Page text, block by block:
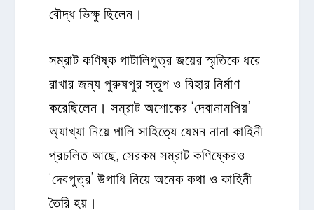
বৌদ্ধ ভিক্ষু ছিলেন।
সম্রাট কণিষ্ক পাটালিপুত্র জয়ের স্মৃতিকে ধরে
রাখার জন্য পুরুষপুর স্তূপ ও বিহার নির্মাণ
করেছিলেন। সম্রাট অশোকের ‘দেবানামপিয়’
অ্যাখ্যা নিয়ে পালি সাহিত্যে যেমন নানা কাহিনী
প্রচলিত আছে, সেরকম সম্রাট কণিষ্কেরও
‘দেবপুত্র’ উপাধি নিয়ে অনেক কথা ও কাহিনী
তৈরি হয়।